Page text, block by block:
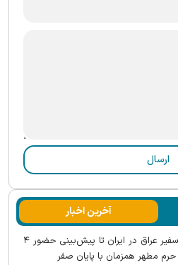
آخرین اخبار
از دیدار تولیت آستان قدس با سفیر عراق در ایران تا پیش‌بینی حضور ۴
مطهر همزمان با پایان صفر